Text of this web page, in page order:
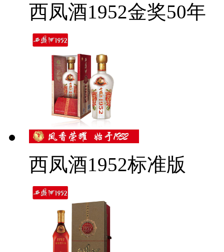
西凤酒1952金奖50年
西凤酒1952标准版